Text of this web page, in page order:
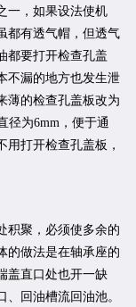
一，如果设法使机
都有透气帽，但透气
都要打开检查孔盖
不漏的地方也发生泄
薄的检查孔盖板改为
径为6mm，便于通
打开检查孔盖板，
积聚，必须使多余的
的做法是在轴承座的
盖直口处也开一缺
回油槽流回油池。